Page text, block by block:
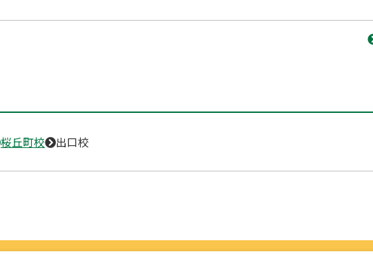
桜丘町校 出口校